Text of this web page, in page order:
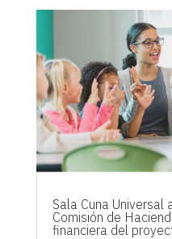
Sala Cuna Universal
Comisión de
financiera del